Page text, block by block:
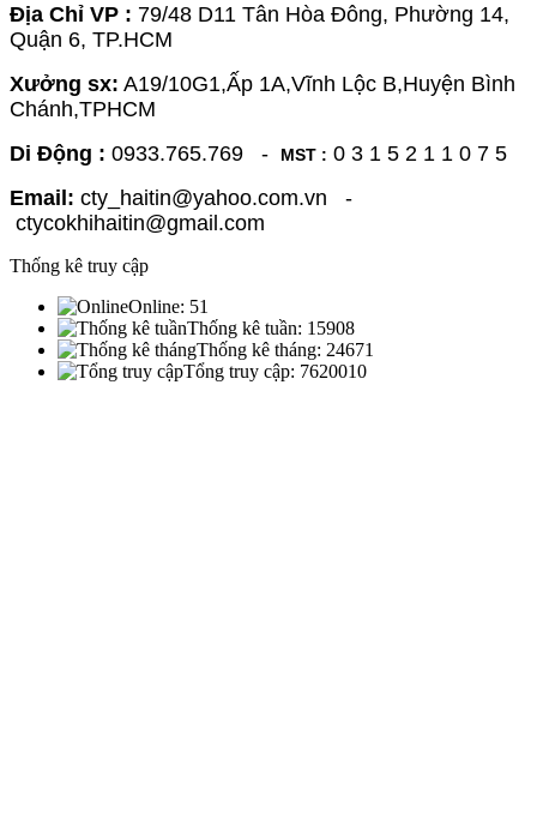
Địa Chỉ VP : 79/48 D11 Tân Hòa Đông, Phường 14,
Quận 6, TP.HCM
Xưởng sx: A19/10G1,Ấp 1A,Vĩnh Lộc B,Huyện Bình
Chánh,TPHCM
Di Động : 0933.765.769 - MST : 0 3 1 5 2 1 1 0 7 5
Email: cty_haitin@yahoo.com.vn -
ctycokhihaitin@gmail.com
Thống kê truy cập
Online: 51
Thống kê tuần: 15908
Thống kê tháng: 24671
Tổng truy cập: 7620010